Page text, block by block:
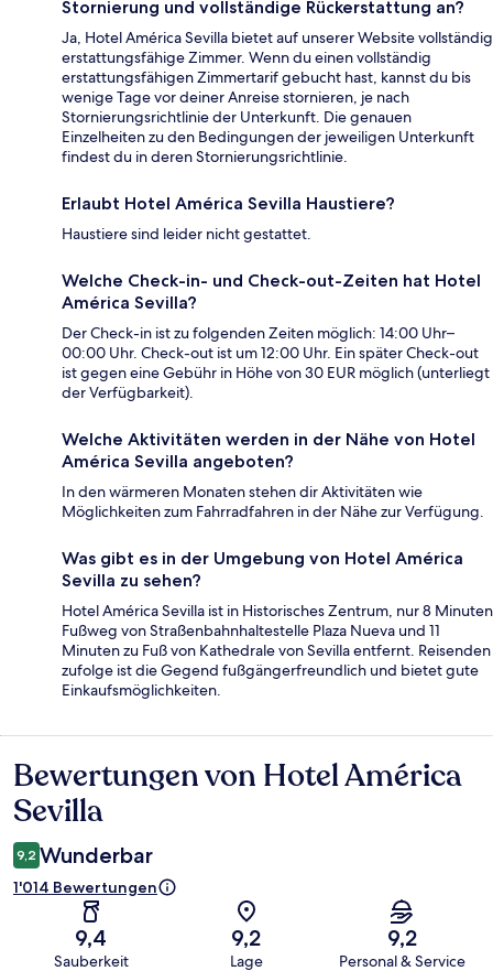
Stornierung und vollständige Rückerstattung an?
Ja, Hotel América Sevilla bietet auf unserer Website vollständig
erstattungsfähige Zimmer. Wenn du einen vollständig
erstattungsfähigen Zimmertarif gebucht hast, kannst du bis
wenige Tage vor deiner Anreise stornieren, je nach
Stornierungsrichtlinie der Unterkunft. Die genauen
Einzelheiten zu den Bedingungen der jeweiligen Unterkunft
findest du in deren Stornierungsrichtlinie.
Erlaubt Hotel América Sevilla Haustiere?
Haustiere sind leider nicht gestattet.
Welche Check-in- und Check-out-Zeiten hat Hotel
América Sevilla?
Der Check-in ist zu folgenden Zeiten möglich: 14:00 Uhr–
00:00 Uhr. Check-out ist um 12:00 Uhr. Ein später Check-out
ist gegen eine Gebühr in Höhe von 30 EUR möglich (unterliegt
der Verfügbarkeit).
Welche Aktivitäten werden in der Nähe von Hotel
América Sevilla angeboten?
In den wärmeren Monaten stehen dir Aktivitäten wie
Möglichkeiten zum Fahrradfahren in der Nähe zur Verfügung.
Was gibt es in der Umgebung von Hotel América
Sevilla zu sehen?
Hotel América Sevilla ist in Historisches Zentrum, nur 8 Minuten
Fußweg von Straßenbahnhaltestelle Plaza Nueva und 11
Minuten zu Fuß von Kathedrale von Sevilla entfernt. Reisenden
zufolge ist die Gegend fußgängerfreundlich und bietet gute
Einkaufsmöglichkeiten.
Bewertungen
Bewertungen von Hotel América
Sevilla
9,2 Wunderbar
1'014 Bewertungen
9,4
Sauberkeit
9,2
Lage
9,2
Personal & Service